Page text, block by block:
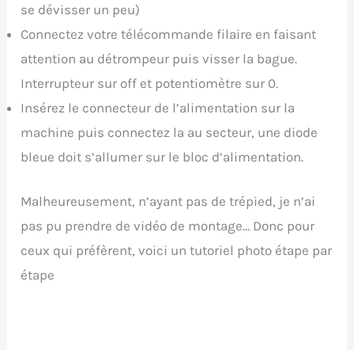
se dévisser un peu)
Connectez votre télécommande filaire en faisant
attention au détrompeur puis visser la bague.
Interrupteur sur off et potentiomètre sur 0.
Insérez le connecteur de l’alimentation sur la
machine puis connectez la au secteur, une diode
bleue doit s’allumer sur le bloc d’alimentation.
Malheureusement, n’ayant pas de trépied, je n’ai
pas pu prendre de vidéo de montage… Donc pour
ceux qui préfèrent, voici un tutoriel photo étape par
étape